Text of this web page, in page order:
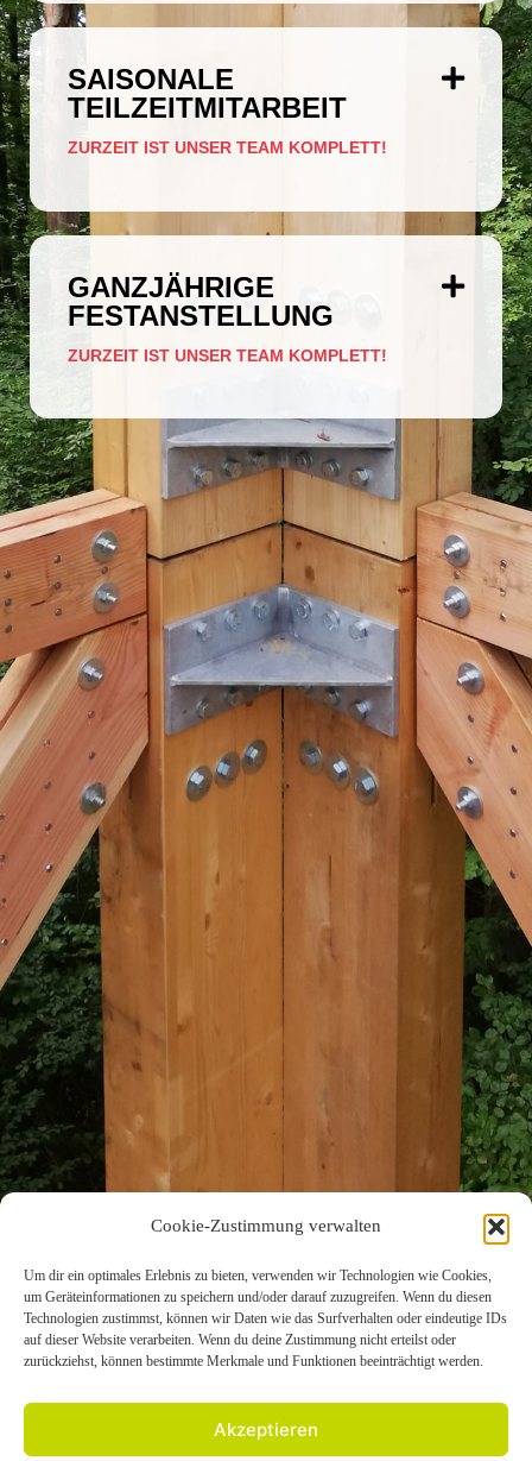
Cookie-Zustimmung verwalten
Um dir ein optimales Erlebnis zu bieten, verwenden wir Technologien wie Cookies,
um Geräteinformationen zu speichern und/oder darauf zuzugreifen. Wenn du diesen
Technologien zustimmst, können wir Daten wie das Surfverhalten oder eindeutige IDs
auf dieser Website verarbeiten. Wenn du deine Zustimmung nicht erteilst oder
zurückziehst, können bestimmte Merkmale und Funktionen beeinträchtigt werden.
Akzeptieren
SAISONALE
TEILZEITMITARBEIT
ZURZEIT IST UNSER TEAM KOMPLETT!
GANZJÄHRIGE
FESTANSTELLUNG
ZURZEIT IST UNSER TEAM KOMPLETT!
KONTAKT
+49 6434-6029761
info@baumwipfelweg-bad-camberg.de